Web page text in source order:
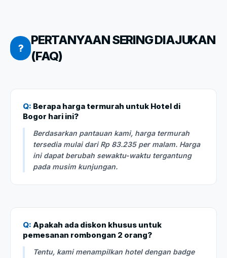
?
PERTANYAAN SERING DIAJUKAN
(FAQ)
Q: Berapa harga termurah untuk Hotel di
Bogor hari ini?
Berdasarkan pantauan kami, harga termurah
tersedia mulai dari Rp 83.235 per malam. Harga
ini dapat berubah sewaktu-waktu tergantung
pada musim kunjungan.
Q: Apakah ada diskon khusus untuk
pemesanan rombongan 2 orang?
Tentu, kami menampilkan hotel dengan badge